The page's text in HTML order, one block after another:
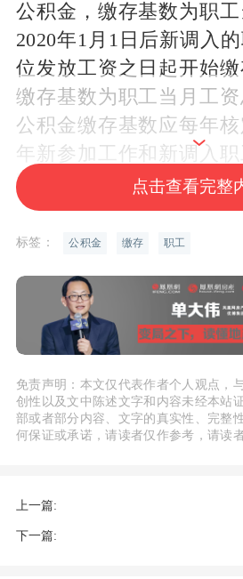
公积金，缴存基数为职工
2020年1月1日后新调入
位发放工资之日起开始缴
缴存基数为职工当月工
公积金缴存基数应每年
年新参加工作和新调入
数调整时，不再重新核定
住房公积金月缴存额由
金的月缴存额两部分组
存的住房公积金月缴存
数乘以单位住房公积金
人住房公积金的月缴存额
数乘以个人住房公积金缴
位可在5%至12%的区间
点击查看完整
标签： 公积金 缴存 职工
免责声明：本文仅代表作者个人观点，
创性以及文中陈述文字和内容未经本站
部或者部分内容、文字的真实性、完整
何保证或承诺，请读者仅作参考，请读
上一篇:
下一篇: